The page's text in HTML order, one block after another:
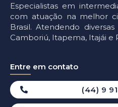
Especialistas em
com atuação na melhor
Brasil. Atendendo
Camboriú, Itapema, Itajái e
Entre em contato
(44) 9